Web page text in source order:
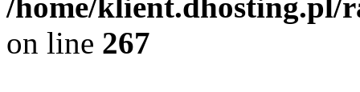
on line 267